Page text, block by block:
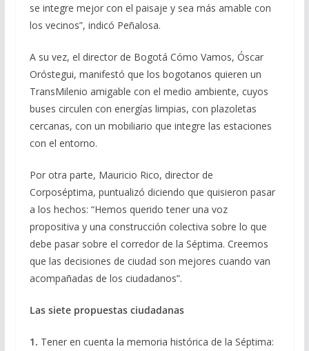
se integre mejor con el paisaje y sea más amable con
los vecinos”, indicó Peñalosa.
A su vez, el director de Bogotá Cómo Vamos, Óscar
Oróstegui, manifestó que los bogotanos quieren un
TransMilenio amigable con el medio ambiente, cuyos
buses circulen con energías limpias, con plazoletas
cercanas, con un mobiliario que integre las estaciones
con el entorno.
Por otra parte, Mauricio Rico, director de
Corposéptima, puntualizó diciendo que quisieron pasar
a los hechos: “Hemos querido tener una voz
propositiva y una construcción colectiva sobre lo que
debe pasar sobre el corredor de la Séptima. Creemos
que las decisiones de ciudad son mejores cuando van
acompañadas de los ciudadanos”.
Las siete propuestas ciudadanas
1. Tener en cuenta la memoria histórica de la Séptima: